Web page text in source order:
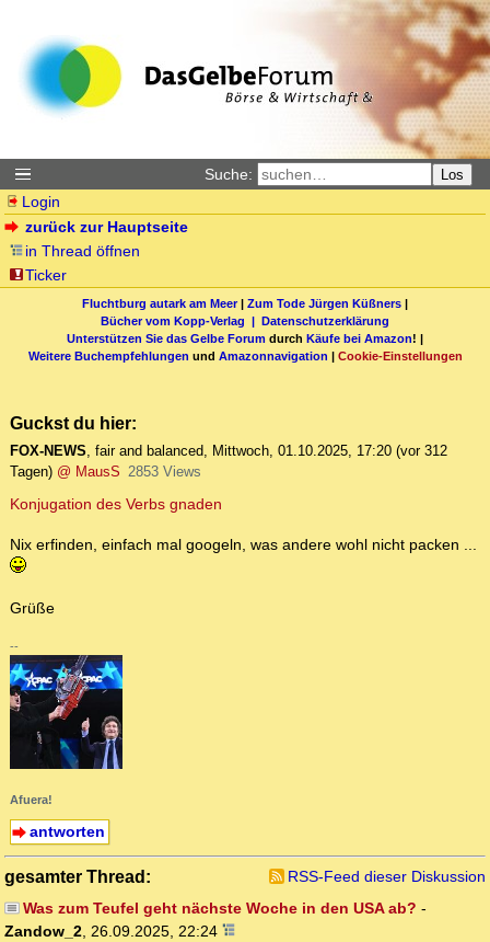
Suche: Los
Login
zurück zur Hauptseite
in Thread öffnen
Ticker
Fluchtburg autark am Meer| Zum Tode Jürgen Küßners |
Bücher vom Kopp-Verlag | Datenschutzerklärung
Unterstützen Sie das Gelbe Forum durch Käufe bei Amazon! |
Weitere Buchempfehlungen und Amazonnavigation | Cookie-Einstellungen
Guckst du hier:
FOX-NEWS, fair and balanced, Mittwoch, 01.10.2025, 17:20 (vor 312
Tagen) @ MausS 2853 Views
Konjugation des Verbs gnaden
Nix erfinden, einfach mal googeln, was andere wohl nicht packen ...
Grüße
--
Afuera!
antworten
gesamter Thread:
RSS-Feed dieser Diskussion
Was zum Teufel geht nächste Woche in den USA ab? -
Zandow_2 26.09.2025, 22:24